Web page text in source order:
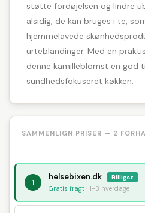
støtte fordøjelsen og lindre
alsidig; de kan bruges i te,
hjemmelavede
urteblandinger. Med en
denne kamilleblomst en god
sundhedsfokuseret køkken.
SAMMENLIGN PRISER — 2
1
helsebixen.dk Billigst
Gratis fragt · 1-3 hverdage